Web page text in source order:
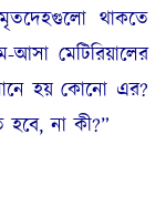
থাকতে
মেটিরিয়ালের
হয় কোনো এর?
না কী?”